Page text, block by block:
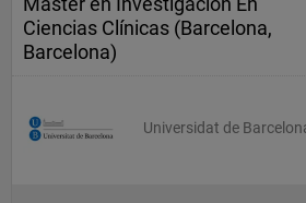
Ciencias Clínicas (Barcelona,
Barcelona)
Universidat de